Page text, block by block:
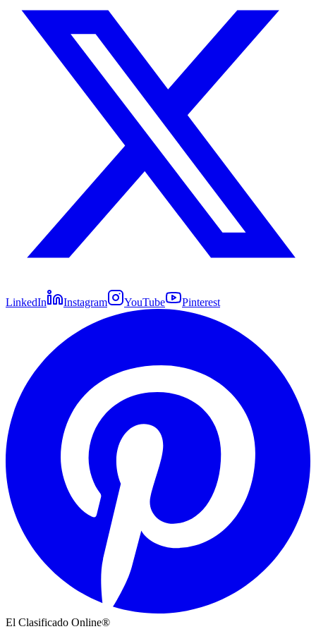
LinkedIn Instagram YouTube Pinterest
El Clasificado Online®